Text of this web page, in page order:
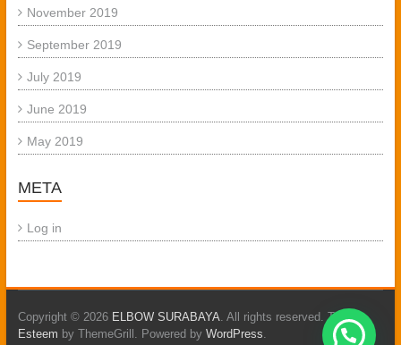
November 2019
September 2019
July 2019
June 2019
May 2019
META
Log in
Copyright © 2026 ELBOW SURABAYA . All rights reserved. Theme:
Esteem by ThemeGrill. Powered by WordPress